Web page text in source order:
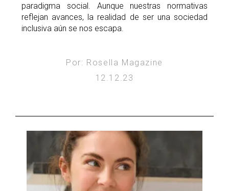
paradigma social. Aunque nuestras normativas
reflejan avances, la realidad de ser una sociedad
inclusiva aún se nos escapa.
Por: Rosella Magazine
12.12.23